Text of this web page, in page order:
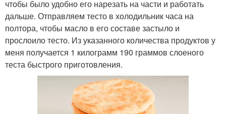
чтобы было удобно его нарезать на части и работать
дальше. Отправляем тесто в холодильник часа на
полтора, чтобы масло в его составе застыло и
прослоило тесто. Из указанного количества продуктов у
меня получается 1 килограмм 190 граммов слоеного
теста быстрого приготовления.